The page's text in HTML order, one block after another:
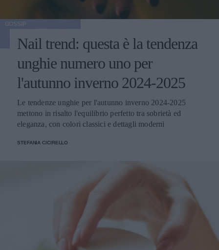
Nail trend: questa è la tendenza
unghie numero uno per
l'autunno inverno 2024-2025
Le tendenze unghie per l'autunno inverno 2024-2025
mettono in risalto l'equilibrio perfetto tra sobrietà ed
eleganza, con colori classici e dettagli moderni
STEFANIA CICIRELLO